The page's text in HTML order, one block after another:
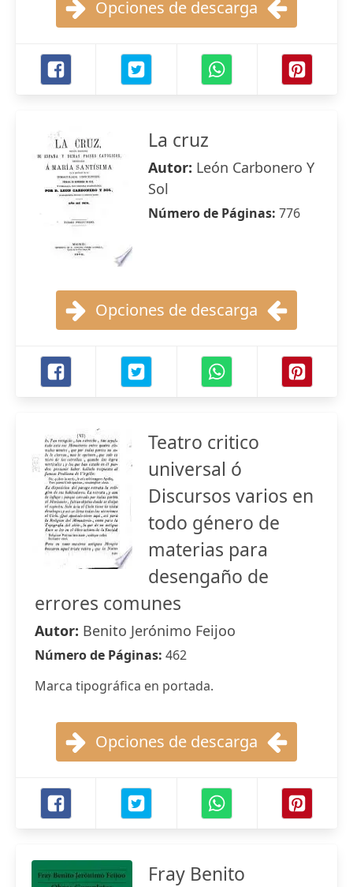
Opciones de descarga
La cruz
Autor: León Carbonero Y
Sol
Número de Páginas: 776
Opciones de descarga
Teatro critico
universal ó
Discursos varios en
todo género de
materias para
desengaño de
errores comunes
Autor: Benito Jerónimo Feijoo
Número de Páginas: 462
Marca tipográfica en portada.
Opciones de descarga
Fray Benito